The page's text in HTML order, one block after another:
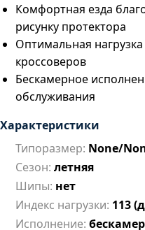
Комфортная езда
рисунку протектора
Оптимальная
кроссоверов
Бескамерное
обслуживания
Характеристики
Типоразмер: None/
Сезон: летняя
Шипы: нет
Индекс нагрузки: 113
Исполнение: